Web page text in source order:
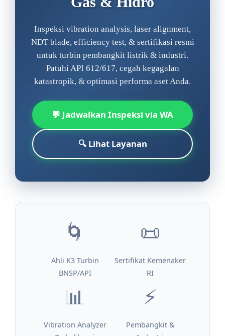
Inspeksi vibration analysis, laser alignment,
NDT blade, efficiency test, & sertifikasi resmi
untuk turbin pembangkit listrik & industri.
Patuhi API 612/617, cegah kegagalan
katastropik, & optimasi performa aset Anda.
💬 Jadwalkan Inspeksi via WA
🔍 Lihat Layanan
🌀
Ahli K3 Turbin
BNSP/API
📜
Sertifikat Kemenaker
RI
📊
Vibration Analyzer
⚡
Pembangkit &